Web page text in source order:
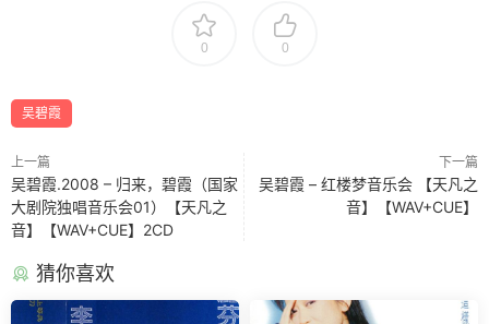
0 0
吴碧霞
上一篇
吴碧霞.2008 – 归来，碧霞（国家
大剧院独唱音乐会01）【天凡之
音】【WAV+CUE】2CD
下一篇
吴碧霞 – 红楼梦音乐会 【天凡之
音】【WAV+CUE】
猜你喜欢